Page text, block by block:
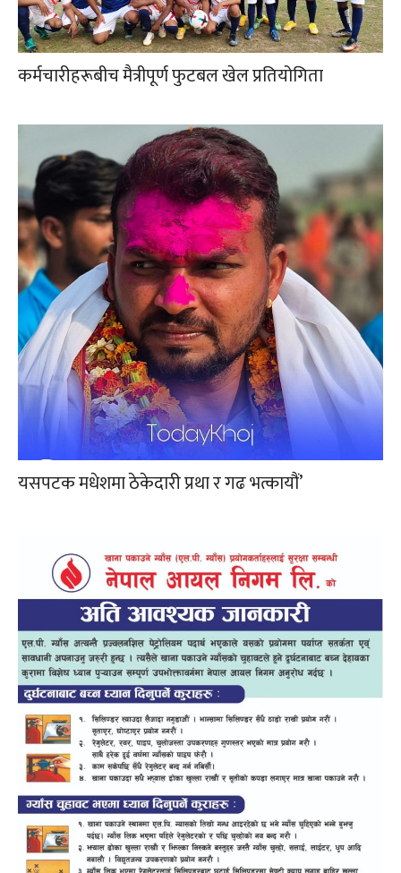
कर्मचारीहरूबीच मैत्रीपूर्ण फुटबल खेल प्रतियोगिता
यसपटक मधेशमा ठेकेदारी प्रथा र गढ भत्कायौं’